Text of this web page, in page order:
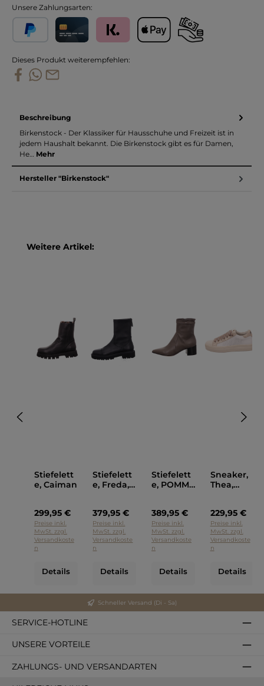
Unsere Zahlungsarten:
Dieses Produkt weiterempfehlen:
Beschreibung
Birkenstock - Der Klassiker für Hausschuhe und Freizeit ist in
jedem Haushalt bekannt. Die Birkenstock gibt es für Damen,
He… Mehr
Hersteller "Birkenstock"
Produktgalerie überspringen
Weitere Artikel:
Stiefelett
e, Caiman
299,95 €
Preise inkl.
MwSt. zzgl.
Versandkoste
n
Details
Stiefelett
e, Freda,
er
Schwarz
379,95 €
Preise inkl.
MwSt. zzgl.
Versandkoste
n
Details
Stiefelett
e, POMME
Farben
389,95 €
Preise inkl.
MwSt. zzgl.
Versandkoste
n
Details
Sneaker,
Thea,
229,95 €
Preise inkl.
MwSt. zzgl.
Versandkoste
n
Details
Schneller Versand (Di - Sa)
SERVICE-HOTLINE
UNSERE VORTEILE
ZAHLUNGS- UND VERSANDARTEN